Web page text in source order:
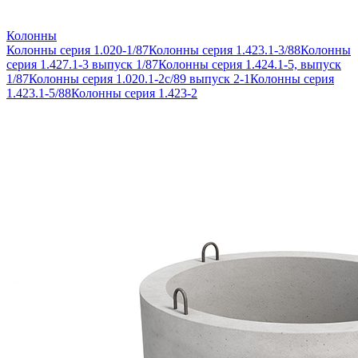
Колонны
Колонны серия 1.020-1/87Колонны серия 1.423.1-3/88Колонны
серия 1.427.1-3 выпуск 1/87Колонны серия 1.424.1-5, выпуск
1/87Колонны серия 1.020.1-2с/89 выпуск 2-1Колонны серия
1.423.1-5/88Колонны серия 1.423-2